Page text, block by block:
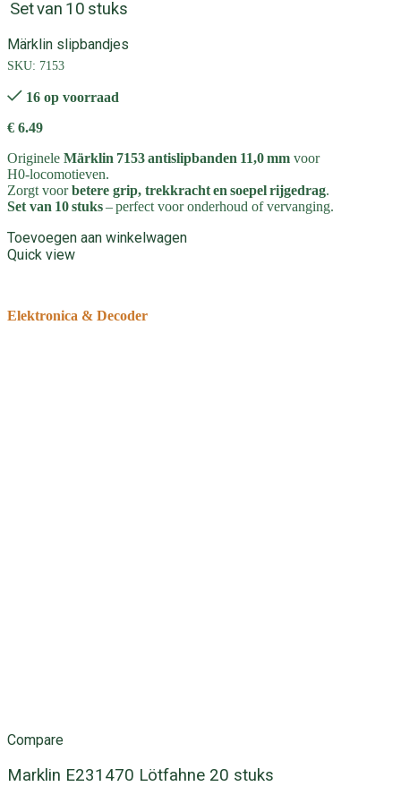
Set van 10 stuks
Märklin slipbandjes
SKU: 7153
16 op voorraad
€ 6.49
Originele Märklin 7153 antislipbanden 11,0 mm voor
H0‑locomotieven.
Zorgt voorbetere grip, trekkracht en soepel rijgedrag.
Set van 10 stuks– perfect voor onderhoud of vervanging.
Toevoegen aan winkelwagen
Quick view
Elektronica & Decoder
Compare
Marklin E231470 Lötfahne 20 stuks